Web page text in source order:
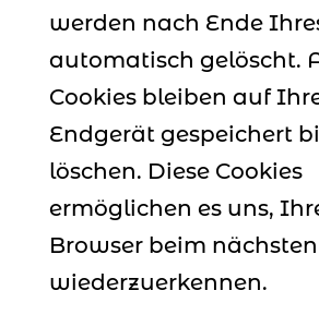
werden nach Ende
automatisch gelöscht.
Cookies bleiben auf
Endgerät gespeichert
löschen. Diese Cookies
ermöglichen es uns,
Browser beim
wiederzuerkennen.